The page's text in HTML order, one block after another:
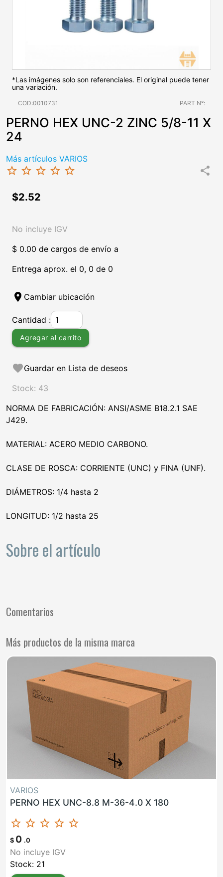
*Las imágenes solo son referenciales. El original puede tener
una variación.
COD:0010731 PART N°:
PERNO HEX UNC-2 ZINC 5/8-11 X
24
Más artículos VARIOS
star_border star_border star_border star_border star_border share
$2.52
No incluye IGV
$ 0.00 de cargos de envío a
Entrega aprox. el 0, 0 de 0
location_on Cambiar ubicación
Cantidad :
Agregar al carrito
favoriteGuardar en Lista de deseos
Stock: 43
NORMA DE FABRICACIÓN: ANSI/ASME B18.2.1 SAE
J429.
MATERIAL: ACERO MEDIO CARBONO.
CLASE DE ROSCA: CORRIENTE (UNC) y FINA (UNF).
DIÁMETROS: 1/4 hasta 2
LONGITUD: 1/2 hasta 25
Sobre el artículo
Comentarios
Más productos de la misma marca
VARIOS
PERNO HEX UNC-8.8 M-36-4.0 X 180
star_border star_border star_border star_border star_border
$ 0 .0
No incluye IGV
Stock: 21